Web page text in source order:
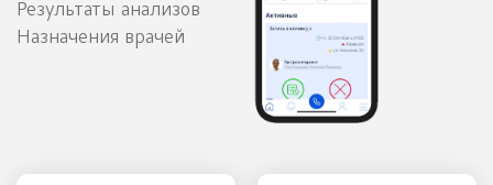
Результаты анализов
Назначения врачей